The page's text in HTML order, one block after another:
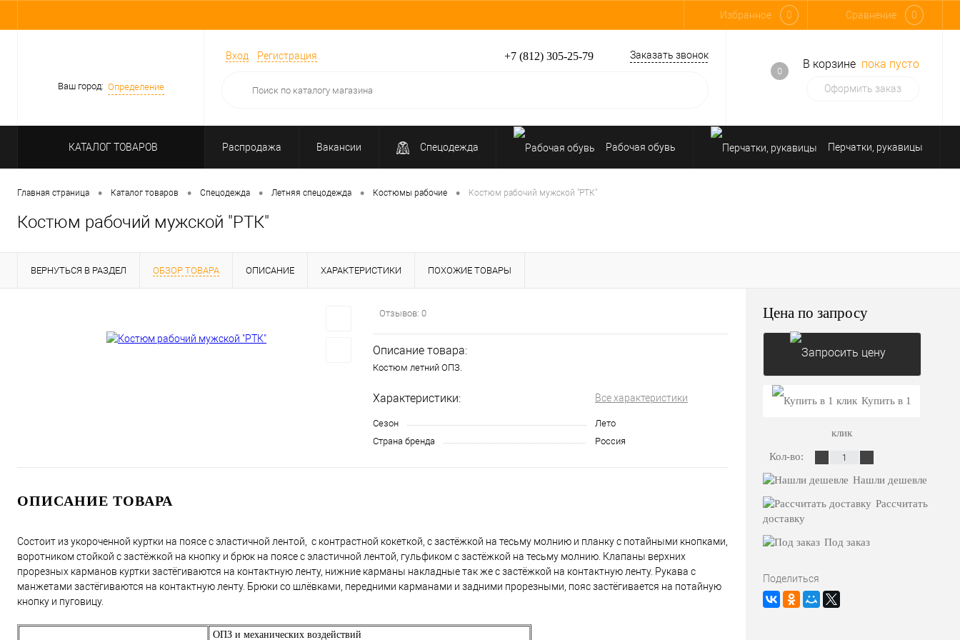
Избранное 0 Сравнение 0
Ваш город: Определение
Вход Регистрация +7 (812) 305-25-79 Заказать звонок
0
В корзине пока пусто
Оформить заказ
КАТАЛОГ ТОВАРОВ Распродажа Вакансии Спецодежда Рабочая обувь Перчатки, рукавицы
Средства индивидуальной защиты
Главная страница • Каталог товаров • Спецодежда • Летняя спецодежда • Костюмы рабочие • Костюм рабочий мужской "РТК"
Костюм рабочий мужской "РТК"
ВЕРНУТЬСЯ В РАЗДЕЛ ОБЗОР ТОВАРА ОПИСАНИЕ ХАРАКТЕРИСТИКИ ПОХОЖИЕ ТОВАРЫ
Отзывов: 0
Описание товара:
Костюм летний ОПЗ.
Характеристики: Все характеристики
Сезон
Лето
Страна бренда
Россия
ОПИСАНИЕ ТОВАРА
Состоит из укороченной куртки на поясе с эластичной лентой, с контрастной кокеткой, с застёжкой на тесьму молнию и планку с потайными кнопками,
воротником стойкой с застёжкой на кнопку и брюк на поясе с эластичной лентой, гульфиком с застёжкой на тесьму молнию. Клапаны верхних
прорезных карманов куртки застёгиваются на контактную ленту, нижние карманы накладные так же с застёжкой на контактную ленту. Рукава с
манжетами застёгиваются на контактную ленту. Брюки со шлёвками, передними карманами и задними прорезными, пояс застёгивается на потайную
кнопку и пуговицу.
ОПЗ и механических воздействий
Цена по запросу
Запросить ценуКупить в 1
клик
Кол-во:
Нашли дешевле
Рассчитать
доставку
Под заказ
Поделиться